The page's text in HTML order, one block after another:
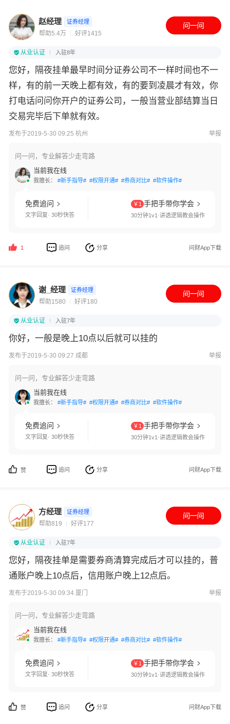
赵经理 证券经理
帮助5.4万 好评1415
从业认证 入驻8年
您好，隔夜挂单最早时间分证券公司不一样时间也不一
样，有的前一天晚上都有效，有的要到凌晨才有效，你
打电话问问你开户的证券公司，一般当营业部结算当日
交易完毕后下单就有效。
发布于2019-5-30 09:25 杭州 举报
问一问，专业解答少走弯路
当前我在线
我擅长： #新手指导# #权限开通# #券商对比# #软件操作#
免费追问
文字回复· 30秒快答
￥1 手把手带你学会
30分钟1v1·讲透逻辑教会操作
1 追问 分享 问财App下载
谢_经理 证券经理
帮助1580 好评180
从业认证 入驻7年
你好，一般是晚上10点以后就可以挂的
发布于2019-5-30 09:27 成都 举报
问一问，专业解答少走弯路
当前我在线
我擅长： #新手指导# #权限开通# #券商对比# #软件操作#
免费追问
文字回复· 30秒快答
￥1 手把手带你学会
30分钟1v1·讲透逻辑教会操作
赞 追问 分享 问财App下载
方经理 证券经理
帮助819 好评177
从业认证 入驻7年
您好，隔夜挂单是需要券商清算完成后才可以挂的，普
通账户晚上10点后，信用账户晚上12点后。
发布于2019-5-30 09:34 厦门 举报
问一问，专业解答少走弯路
当前我在线
我擅长： #新手指导# #权限开通# #券商对比# #软件操作#
免费追问
文字回复· 30秒快答
￥1 手把手带你学会
30分钟1v1·讲透逻辑教会操作
赞 追问 分享 问财App下载